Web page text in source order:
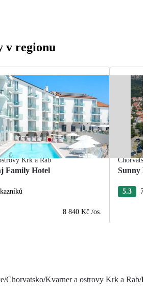
v regionu
Krk a Rab
Family Hotel
8 840 Kč /os.
Sunny
5.3
/Chorvatsko/Kvarner a ostrovy Krk a Rab/